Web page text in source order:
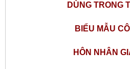
DÙNG TRONG
BIỂU MẪU
HÔN NHÂN